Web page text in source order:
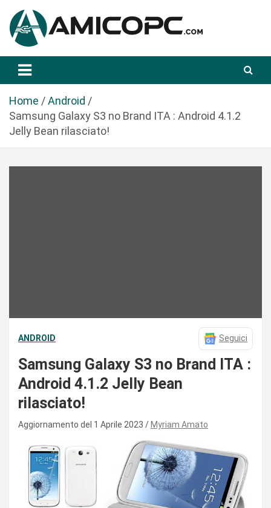
a
Amicopc.com
Home
Android
Samsung Galaxy S3 no Brand ITA : Android 4.1.2
Jelly Bean rilasciato!
ANDROID Seguici
Samsung Galaxy S3 no Brand ITA :
Android 4.1.2 Jelly Bean
rilasciato!
Aggiornamento del 1 Aprile 2023 Myriam Amato